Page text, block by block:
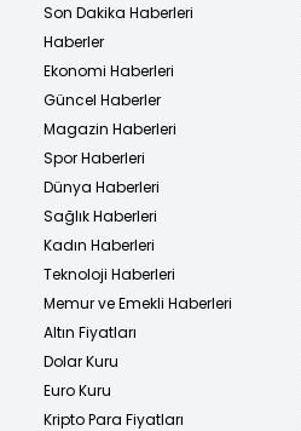
Son Dakika Haberleri
Haberler
Ekonomi Haberleri
Güncel Haberler
Magazin Haberleri
Spor Haberleri
Dünya Haberleri
Sağlık Haberleri
Kadın Haberleri
Teknoloji Haberleri
Memur ve Emekli Haberleri
Altın Fiyatları
Dolar Kuru
Euro Kuru
Kripto Para Fiyatları